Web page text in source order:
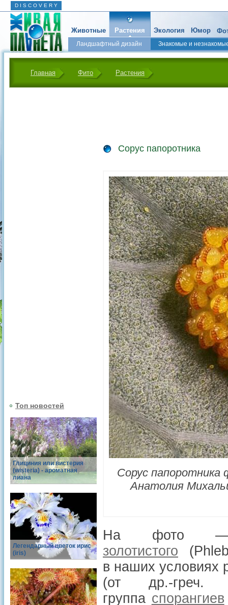
D I S C O V E R Y
Животные Растения
Ландшафтный дизайн Знакомые и
Экология Юмор
Главная Фито Растения
Топ новостей
Глициния или вистерия
(wisteria) - ароматная
лиана
Легендарный цветок ирис
(iris)
Сорус папоротника
Сорус папоротника
Анатолия
На
золотистого
в наших условиях
(от др.-
группа спорангиев